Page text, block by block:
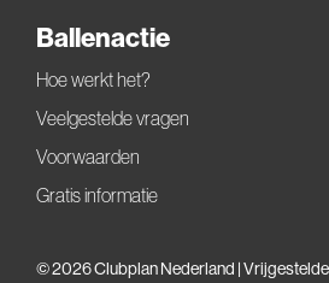
Ballenactie
Hoe werkt het?
Veelgestelde vragen
Voorwaarden
Gratis informatie
© 2026 Clubplan Nederland |